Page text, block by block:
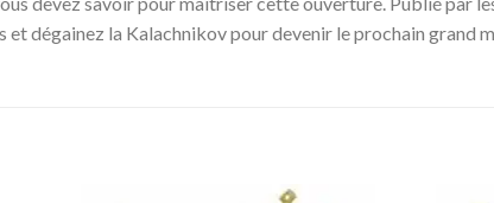
et dégainez la Kalachnikov pour devenir le prochain grand